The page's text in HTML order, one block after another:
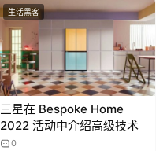
生活黑客
三星在 Bespoke Home
2022 活动中介绍高级技术
0